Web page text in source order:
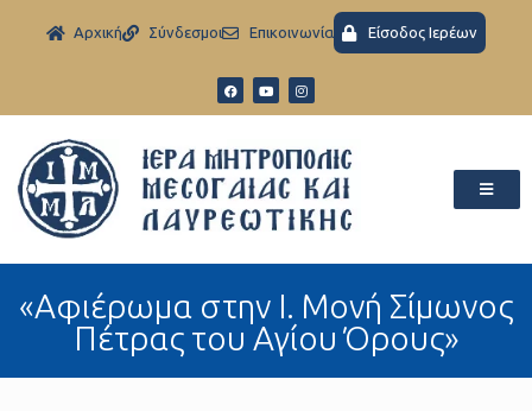
Aρχική Σύνδεσμοι Eπικοινωνία Είσοδος Ιερέων
«Aφιέρωμα στην Ι. Μονή Σίμωνος
Πέτρας του Αγίου Όρους»